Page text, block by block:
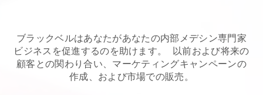
ブラックベルはあなたがあなたの内部メデシン専門家
ビジネスを促進するのを助けます。
以前および将来の
顧客との関わり合い、マーケティングキャンペーンの
作成、および市場での販売。